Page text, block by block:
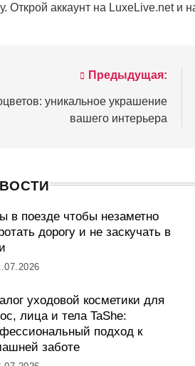
Открой аккаунт на LuxeLive.net и
Предыдущая:
уникальное украшение
вашего интерьера
в поезде чтобы незаметно
дорогу и не заскучать в
уходовой косметики для
лица и тела TaShe:
подход к
заботе